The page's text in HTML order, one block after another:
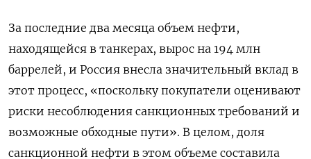
За последние два месяца объем нефти,
находящейся в танкерах, вырос на 194 млн
баррелей, и Россия внесла значительный вклад в
этот процесс, «поскольку покупатели оценивают
риски несоблюдения санкционных требований и
возможные обходные пути». В целом, доля
санкционной нефти в этом объеме составила